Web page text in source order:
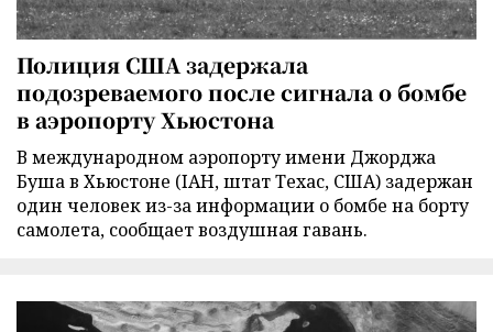
Полиция США задержала
подозреваемого после сигнала о бомбе
в аэропорту Хьюстона
В международном аэропорту имени Джорджа
Буша в Хьюстоне (IAH, штат Техас, США) задержан
один человек из-за информации о бомбе на борту
самолета, сообщает воздушная гавань.